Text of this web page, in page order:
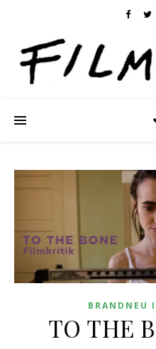
BRANDNEU
TO THE